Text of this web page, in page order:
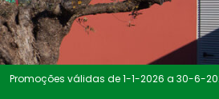
Promoções válidas de 1-1-2026 a 30-6-